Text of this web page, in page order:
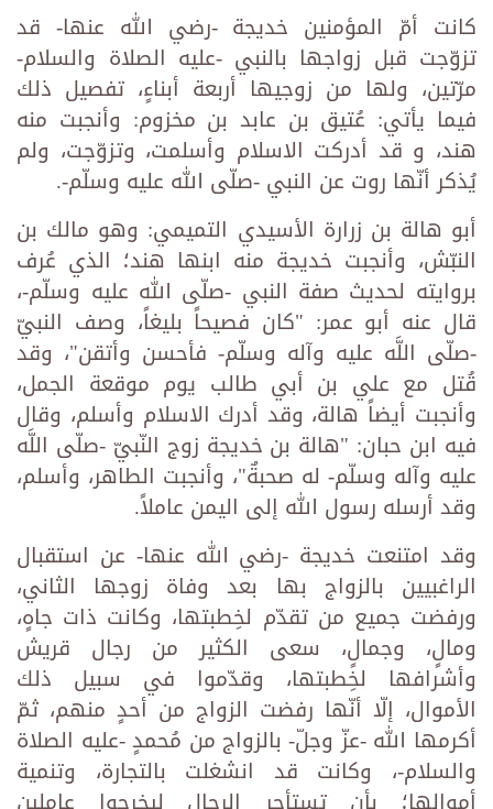
كانت أمّ المؤمنين خديجة -رضي الله عنها- قد
تزوّجت قبل زواجها بالنبي -عليه الصلاة والسلام-
مرّتين، ولها من زوجيها أربعة أبناءٍ، تفصيل ذلك
فيما يأتي: عُتيق بن عابد بن مخزوم: وأنجبت منه
هند، و قد أدركت الاسلام وأسلمت، وتزوّجت، ولم
يُذكر أنّها روت عن النبي -صلّى الله عليه وسلّم-.
أبو هالة بن زرارة الأسيدي التميمي: وهو مالك بن
النبّش، وأنجبت خديجة منه ابنها هند؛ الذي عُرف
بروايته لحديث صفة النبي -صلّى الله عليه وسلّم-،
قال عنه أبو عمر: "كان فصيحاً بليغاً، وصف النبيّ
-صلّى اللَّه عليه وآله وسلّم- فأحسن وأتقن"، وقد
قُتل مع علي بن أبي طالب يوم موقعة الجمل،
وأنجبت أيضاً هالة، وقد أدرك الاسلام وأسلم، وقال
فيه ابن حبان: "هالة بن خديجة زوج النّبيّ -صلّى اللَّه
عليه وآله وسلّم- له صحبةٌ"، وأنجبت الطاهر، وأسلم،
وقد أرسله رسول الله إلى اليمن عاملاً.
وقد امتنعت خديجة -رضي الله عنها- عن استقبال
الراغبيين بالزواج بها بعد وفاة زوجها الثاني،
ورفضت جميع من تقدّم لخِطبتها، وكانت ذات جاهٍ،
ومالٍ، وجمالٍ، سعى الكثير من رجال قريش
وأشرافها لخِطبتها، وقدّموا في سبيل ذلك
الأموال، إلّا أنّها رفضت الزواج من أحدٍ منهم، ثمّ
أكرمها الله -عزّ وجلّ- بالزواج من مُحمدٍ -عليه الصلاة
والسلام-، وكانت قد انشغلت بالتجارة، وتنمية